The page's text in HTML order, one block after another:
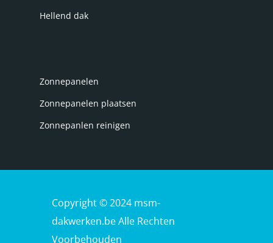
Hellend dak
Zonnepanelen
Zonnepanelen plaatsen
Zonnepanlen reinigen
Copyright © 2024 msm-
dakwerken.be Alle Rechten
Voorbehouden